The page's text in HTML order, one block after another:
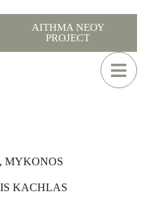
ΑΙΤΗΜΑ ΝΕΟΥ
PROJECT
KACHLAS